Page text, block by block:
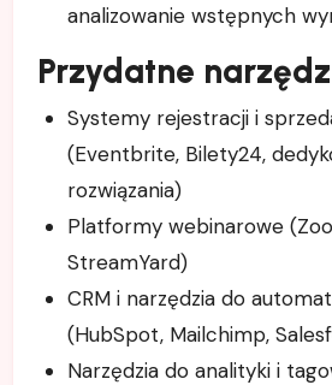
analizowanie wstępnych
Przydatne
Systemy rejestracji i
(Eventbrite, Bilety24,
rozwiązania)
Platformy webinarowe
StreamYard)
CRM i narzędzia do
(HubSpot, Mailchimp,
Narzędzia do analityki i